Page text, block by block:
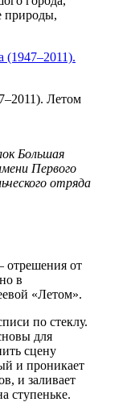
природы,
(1947–2011).
Летом
Большая
Первого
отряда
отрешения от
в
«Летом».
по стеклу.
для
сцену
и проникает
и заливает
ступеньке.